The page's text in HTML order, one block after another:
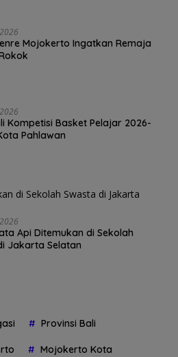
Mojokerto Ingatkan Remaja
Kompetisi Basket Pelajar 2026-
Pahlawan
Api Ditemukan di Sekolah
Jakarta Selatan
Provinsi Bali
Mojokerto Kota